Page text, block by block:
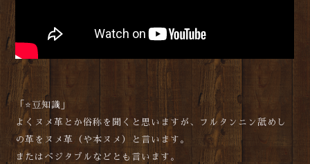
「⭐豆知識」
よくヌメ革とか俗称を聞くと思いますが、フルタンニン舐めし
の革をヌメ革（や本ヌメ）と言います。
またはベジタブルなどとも言います。